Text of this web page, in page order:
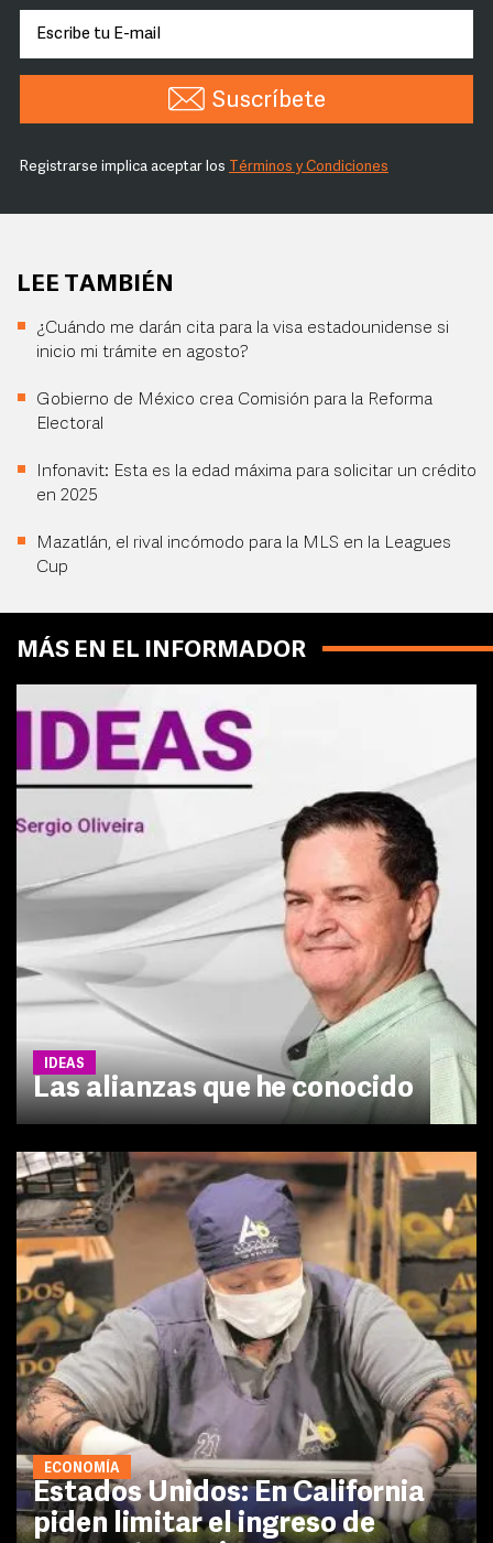
Suscríbete
Registrarse implica aceptar los Términos y Condiciones
LEE TAMBIÉN
¿Cuándo me darán cita para la visa estadounidense si
inicio mi trámite en agosto?
Gobierno de México crea Comisión para la Reforma
Electoral
Infonavit: Esta es la edad máxima para solicitar un crédito
en 2025
Mazatlán, el rival incómodo para la MLS en la Leagues
Cup
MÁS EN EL INFORMADOR
IDEAS
Las alianzas que he conocido
ECONOMÍA
Estados Unidos: En California
piden limitar el ingreso de